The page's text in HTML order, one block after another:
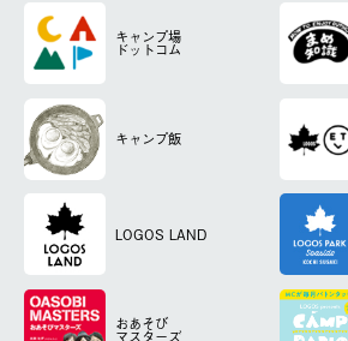
キャンプ場
ドットコム
キャンプ飯
LOGOS LAND
おあそび
マスターズ